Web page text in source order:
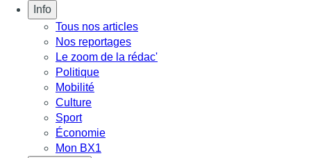
Info
Tous nos articles
Nos reportages
Le zoom de la rédac'
Politique
Mobilité
Culture
Sport
Économie
Mon BX1